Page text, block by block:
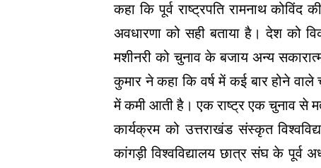
कहा कि पूर्व राष्ट्रपति रामनाथ
अवधारणा को सही बताया है। देश
मशीनरी को चुनाव के बजाय अन्य
कुमार ने कहा कि वर्ष में कई बार होने
में कमी आती है। एक राष्ट्र एक चुनाव से
कार्यक्रम को उत्तराखंड संस्कृत
कांगड़ी विश्वविद्यालय छात्र संघ के पूर्व